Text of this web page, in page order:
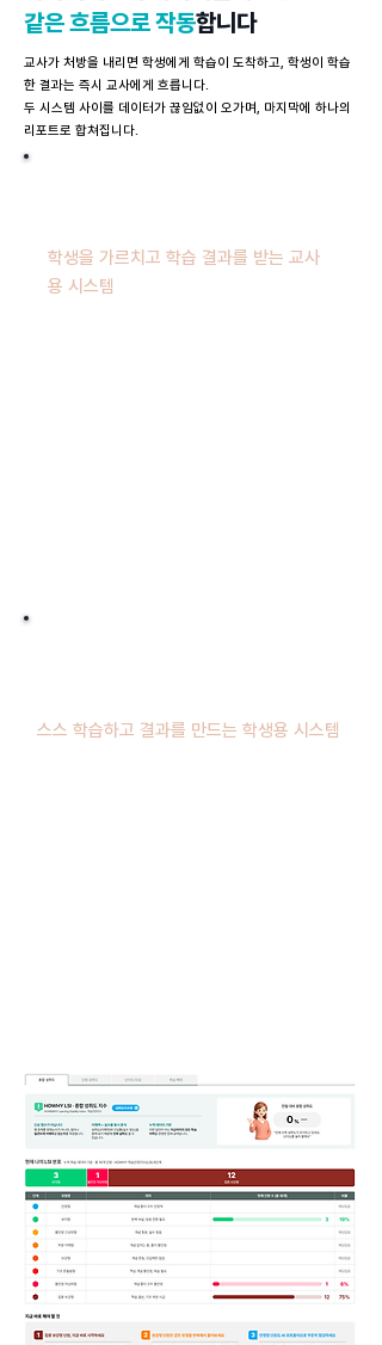
같은 흐름으로 작동합니다
교사가 처방을 내리면 학생에게 학습이 도착하고, 학생이 학습
한 결과는 즉시 교사에게 흐릅니다.
두 시스템 사이를 데이터가 끊임없이 오가며, 마지막에 하나의
리포트로 합쳐집니다.
학생을 가르치고 학습 결과를 받는 교사
용 시스템
스스 학습하고 결과를 만드는 학생용 시스템